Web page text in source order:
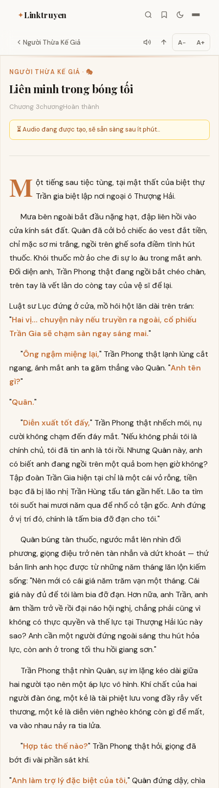
✦Linktruyen
Người Thừa Kế Giả A− A+
NGƯỜI THỪA KẾ GIẢ · 🎭
Liên minh trong bóng tối
Chương 3chươngHoàn thành
⏳ Audio đang được tạo, sẽ sẵn sàng sau ít phút...
M ột tiếng sau tiệc tùng, tại mật thất của biệt thự
Trần gia biệt lập nơi ngoại ô Thượng Hải.
Mưa bên ngoài bắt đầu nặng hạt, đập liên hồi vào
cửa kính sát đất. Quân đã cởi bỏ chiếc áo vest đắt tiền,
chỉ mặc sơ mi trắng, ngồi trên ghế sofa điềm tĩnh hút
thuốc. Khói thuốc mờ ảo che đi sự lo âu trong mắt anh.
Đối diện anh, Trần Phong thật đang ngồi bắt chéo chân,
trên tay là vết lằn do còng tay của vệ sĩ để lại.
Luật sư Lục đứng ở cửa, mồ hôi hột lăn dài trên trán:
"Hai vị... chuyện này nếu truyền ra ngoài, cổ phiếu
Trần Gia sẽ chạm sàn ngay sáng mai."
"Ông ngậm miệng lại," Trần Phong thật lạnh lùng cắt
ngang, ánh mắt anh ta găm thẳng vào Quân. "Anh tên
gì?"
"Quân."
"Diễn xuất tốt đấy," Trần Phong thật nhếch môi, nụ
cười không chạm đến đáy mắt. "Nếu không phải tôi là
chính chủ, tôi đã tin anh là tôi rồi. Nhưng Quân này, anh
có biết anh đang ngồi trên một quả bom hẹn giờ không?
Tập đoàn Trần Gia hiện tại chỉ là một cái vỏ rỗng, tiền
bạc đã bị lão nhị Trần Hùng tẩu tán gần hết. Lão ta tìm
tôi suốt hai mươi năm qua để nhổ cỏ tận gốc. Anh đứng
ở vị trí đó, chính là tấm bia đỡ đạn cho tôi."
Quân búng tàn thuốc, ngước mắt lên nhìn đối
phương, giọng điệu trở nên tàn nhẫn và dứt khoát — thứ
bản lĩnh anh học được từ những năm tháng lăn lộn kiếm
sống: "Nên mới có cái giá năm trăm vạn một tháng. Cái
giá này đủ để tôi làm bia đỡ đạn. Hơn nữa, anh Trần, anh
âm thầm trở về rồi đại náo hội nghị, chẳng phải cũng vì
không có thực quyền và thế lực tại Thượng Hải lúc này
sao? Anh cần một người đứng ngoài sáng thu hút hỏa
lực, còn anh ở trong tối thu hồi giang sơn."
Trần Phong thật nhìn Quân, sự im lặng kéo dài giữa
hai người tạo nên một áp lực vô hình. Khí chất của hai
người đàn ông, một kẻ là tài phiệt lưu vong đầy rẫy vết
thương, một kẻ là diễn viên nghèo không còn gì để mất,
va vào nhau nảy ra tia lửa.
"Hợp tác thế nào?" Trần Phong thật hỏi, giọng đã
bớt đi vài phần sát khí.
"Anh làm trợ lý đặc biệt của tôi," Quân đứng dậy, chìa